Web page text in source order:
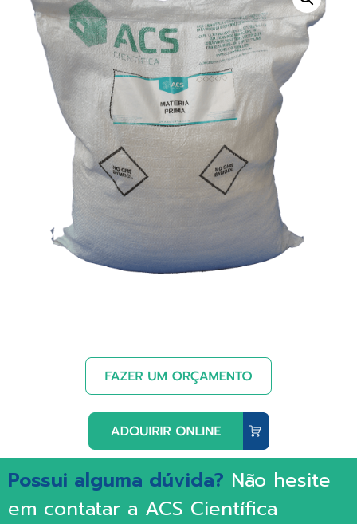
Possui alguma dúvida? Não hesite
em contatar a ACS Científica